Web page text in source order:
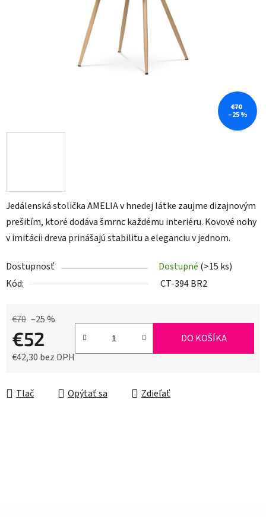
Jedálenská stolička AMELIA v hnedej látke zaujme dizajnovým
prešitím, ktoré dodáva šmrnc každému interiéru. Kovové nohy
v imitácii dreva prinášajú stabilitu a eleganciu v jednom.
Dostupnosť Dostupné (>15 ks)
Kód:
CT-394 BR2
€70 –25 %
€52
€42,30 bez DPH
DO KOŠÍKA
Tlač Opýtať sa Zdieľať
€70
–25 %